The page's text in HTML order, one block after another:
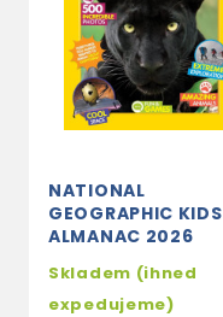
NATIONAL
GEOGRAPHIC KIDS
ALMANAC 2026
Skladem (ihned
expedujeme)